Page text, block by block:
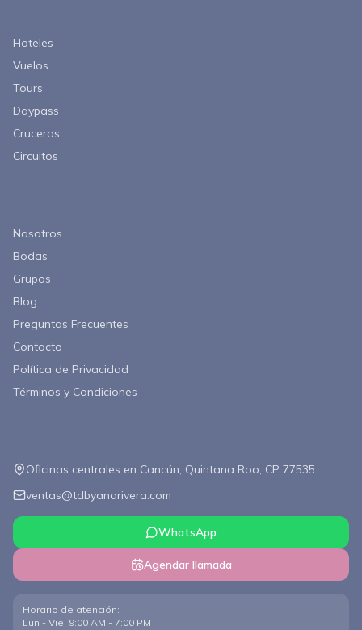
Hoteles
Vuelos
Tours
Daypass
Cruceros
Circuitos
Nosotros
Bodas
Grupos
Blog
Preguntas Frecuentes
Contacto
Política de Privacidad
Términos y Condiciones
Oficinas centrales en Cancún, Quintana Roo, CP 77535
ventas@tdbyanarivera.com
WhatsApp
Agendar llamada
Horario de atención:
Lun - Vie: 9:00 AM - 7:00 PM